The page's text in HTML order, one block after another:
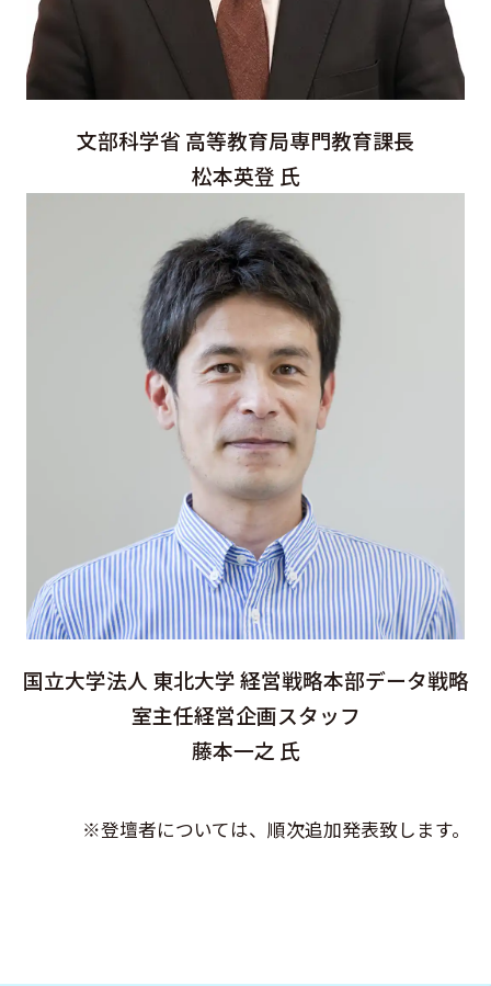
文部科学省 高等教育局専門教育課長
松本英登 氏
国立大学法人 東北大学 経営戦略本部データ戦略
室主任経営企画スタッフ
藤本一之 氏
※登壇者については、順次追加発表致します。